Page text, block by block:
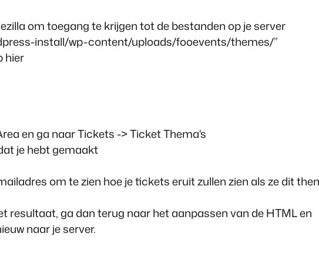
om toegang te krijgen tot de bestanden op je server
install/wp-content/uploads/fooevents/themes/”
hier
en ga naar Tickets -> Ticket Thema's
je hebt gemaakt
om te zien hoe je tickets eruit zullen zien als ze dit
resultaat, ga dan terug naar het aanpassen van de HTML en
naar je server.